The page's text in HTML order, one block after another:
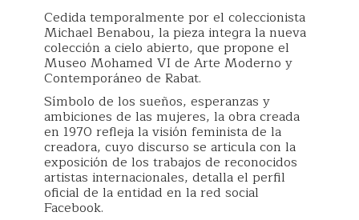
Cedida temporalmente por el coleccionista
Michael Benabou, la pieza integra la nueva
colección a cielo abierto, que propone el
Museo Mohamed VI de Arte Moderno y
Contemporáneo de Rabat.
Símbolo de los sueños, esperanzas y
ambiciones de las mujeres, la obra creada
en 1970 refleja la visión feminista de la
creadora, cuyo discurso se articula con la
exposición de los trabajos de reconocidos
artistas internacionales, detalla el perfil
oficial de la entidad en la red social
Facebook.